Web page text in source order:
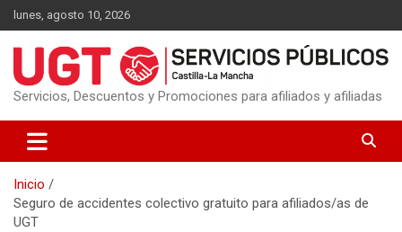
Saltar
al
contenido
lunes, agosto 10, 2026
Servicios, Descuentos y Promociones para afiliados y afiliadas
Inicio
Seguro de accidentes colectivo gratuito para afiliados/as de
UGT